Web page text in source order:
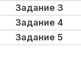
Задание 3
Задание 4
Задание 5